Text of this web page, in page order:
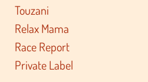
Touzani
Relax Mama
Race Report
Private Label